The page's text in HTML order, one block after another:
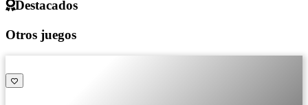
Destacados
Otros juegos